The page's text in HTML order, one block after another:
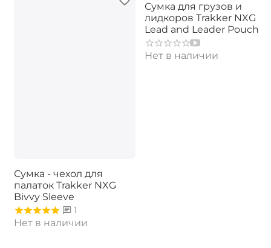
Сумка - чехол для
палаток Trakker NXG
Bivvy Sleeve
1
Нет в наличии
Сумка для грузов и
лидкоров Trakker NXG
Lead and Leader Pouch
Нет в наличии